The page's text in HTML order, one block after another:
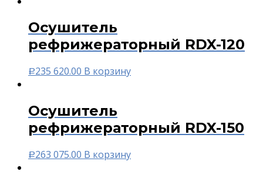
Осушитель
рефрижераторный RDX-120
Р235 620.00 В корзину
Осушитель
рефрижераторный RDX-150
Р263 075.00 В корзину